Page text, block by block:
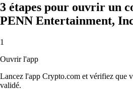
3 étapes pour ouvrir un
PENN Entertainment,
1
Ouvrir l'app
Lancez l'app Crypto.com et vérifiez que
validé.